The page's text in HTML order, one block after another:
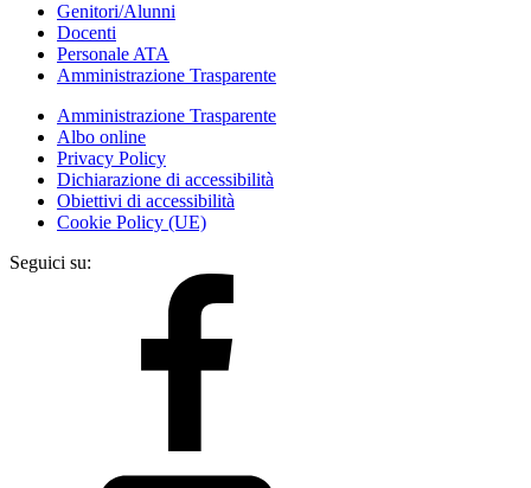
Genitori/Alunni
Docenti
Personale ATA
Amministrazione Trasparente
Amministrazione Trasparente
Albo online
Privacy Policy
Dichiarazione di accessibilità
Obiettivi di accessibilità
Cookie Policy (UE)
Seguici su: